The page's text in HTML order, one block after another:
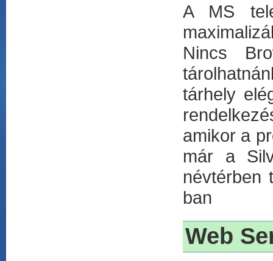
A MS
Nincs
tárhely
amikor a
már a
névtérben
ban
Web